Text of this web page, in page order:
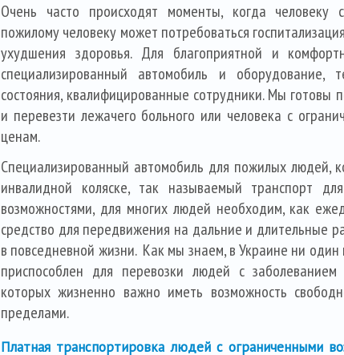
Очень часто происходят моменты, когда человеку
пожилому человеку может потребоваться
ухудшения здоровья. Для благоприятной и
специализированный автомобиль и оборудование,
состояния, квалифицированные сотрудники. Мы готовы
и перевезти лежачего больного или человека с
ценам.
Специализированный автомобиль для пожилых людей,
инвалидной коляске, так называемый транспорт
возможностями, для многих людей необходим, как
средство для передвижения на дальние и длительные
в повседневной жизни. Как мы знаем, в Украине ни
приспособлен для перевозки людей с заболеванием
которых жизненно важно иметь возможность
пределами.
Платная транспортировка людей с ограниченными